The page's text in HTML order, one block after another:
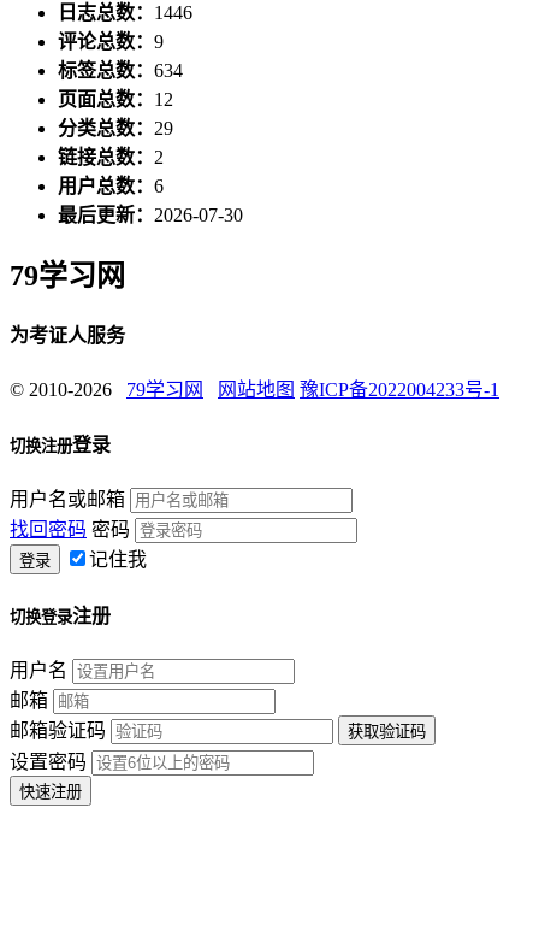
日志总数： 1446
评论总数： 9
标签总数： 634
页面总数： 12
分类总数： 29
链接总数： 2
用户总数： 6
最后更新： 2026-07-30
79学习网
为考证人服务
© 2010-2026 79学习网 网站地图 豫ICP备2022004233号-1
切换注册登录
用户名或邮箱
找回密码 密码
记住我
切换登录注册
用户名
邮箱
邮箱验证码
设置密码